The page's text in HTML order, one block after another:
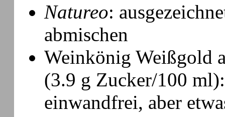
Natureo:
abmischen
Weinkönig Weißgold
(3.9 g Zucker/100
einwandfrei, aber